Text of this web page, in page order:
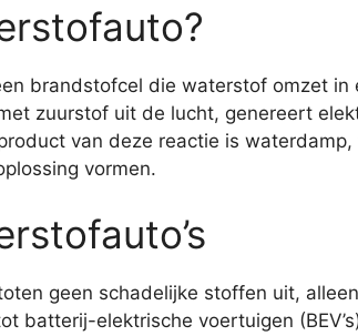
brandstofcel die waterstof omzet in
zuurstof uit de lucht, genereert
van deze reactie is
vormen.
geen schadelijke stoffen uit,
batterij-elektrische voertuigen